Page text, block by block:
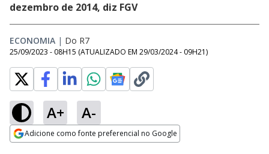
dezembro de 2014, diz FGV
ECONOMIA | Do R7
25/09/2023 - 08H15 (ATUALIZADO EM 29/03/2024 - 09H21)
A+ A-
Adicione como fonte preferencial no Google